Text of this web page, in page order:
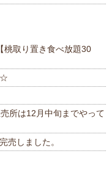
桃取り置き食べ放題30
所は12月中旬までやって
売しました。